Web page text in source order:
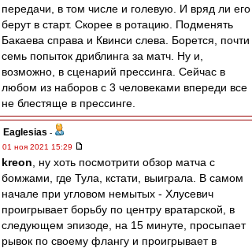
передачи, в том числе и голевую. И вряд ли его
берут в старт. Скорее в ротацию. Подменять
Бакаева справа и Квинси слева. Борется, почти
семь попыток дриблинга за матч. Ну и,
возможно, в сценарий прессинга. Сейчас в
любом из наборов с 3 человеками впереди все
не блестяще в прессинге.
Eaglesias -
01 ноя 2021 15:29
kreon , ну хоть посмотрити обзор матча с
бомжами, где Тула, кстати, выиграла. В самом
начале при угловом немытых - Хлусевич
проигрывает борьбу по центру вратарской, в
следующем эпизоде, на 15 минуте, просыпает
рывок по своему флангу и проигрывает в